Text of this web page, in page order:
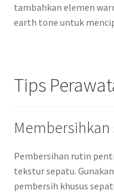
tambahkan elemen
earth tone untuk
Tips
Membersihkan
Pembersihan rutin
tekstur sepatu.
pembersih khusus